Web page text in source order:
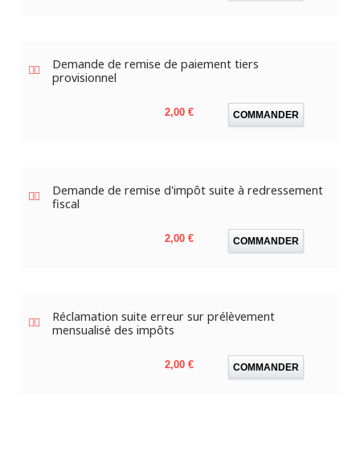
Demande de remise de paiement tiers
provisionnel
Prix
2,00 € COMMANDER
Demande de remise d'impôt suite à redressement
fiscal
Prix
2,00 € COMMANDER
Réclamation suite erreur sur prélèvement
mensualisé des impôts
Prix
2,00 € COMMANDER